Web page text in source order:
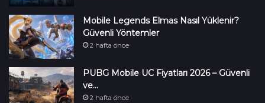
Mobile Legends Elmas Nasıl Yüklenir?
Güvenli Yöntemler
2 hafta önce
PUBG Mobile UC Fiyatları 2026 – Güvenli
ve…
2 hafta önce